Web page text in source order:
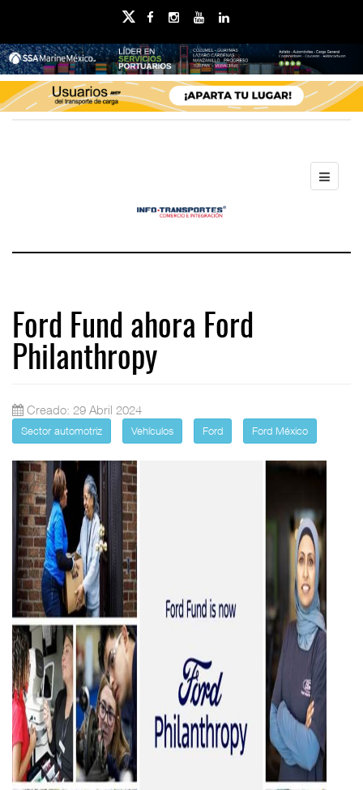
Ford Fund ahora Ford
Philanthropy
Creado: 29 Abril 2024
Sector automotriz Vehículos Ford Ford México